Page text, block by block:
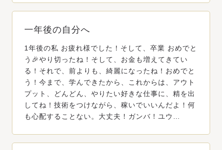
一年後の自分へ
1年後の私 お疲れ様でした！そして、卒業 おめでと
う🎉やり切ったね！そして、お金も増えてきてい
る！それで、前よりも、綺麗になったね！おめでと
う！今まで、学んできたから、これからは、アウト
プット、どんどん、やりたい好きな仕事に、精を出
してね！技術をつけながら、稼いでいいんだよ！何
も心配することない。大丈夫！ガンバ！ユウ…